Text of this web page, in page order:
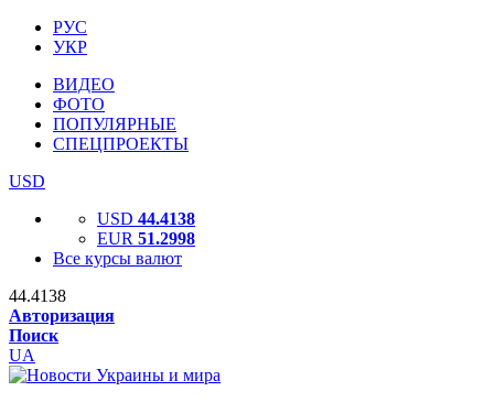
РУС
УКР
ВИДЕО
ФОТО
ПОПУЛЯРНЫЕ
СПЕЦПРОЕКТЫ
USD
USD 44.4138
EUR 51.2998
Все курсы валют
44.4138
Авторизация
Поиск
UA